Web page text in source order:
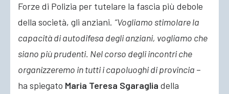
Forze di Polizia per tutelare la fascia più debole
della società, gli anziani. “Vogliamo stimolare la
capacità di autodifesa degli anziani, vogliamo che
siano più prudenti. Nel corso degli incontri che
organizzeremo in tutti i capoluoghi di provincia –
ha spiegato Maria Teresa Sgaraglia della